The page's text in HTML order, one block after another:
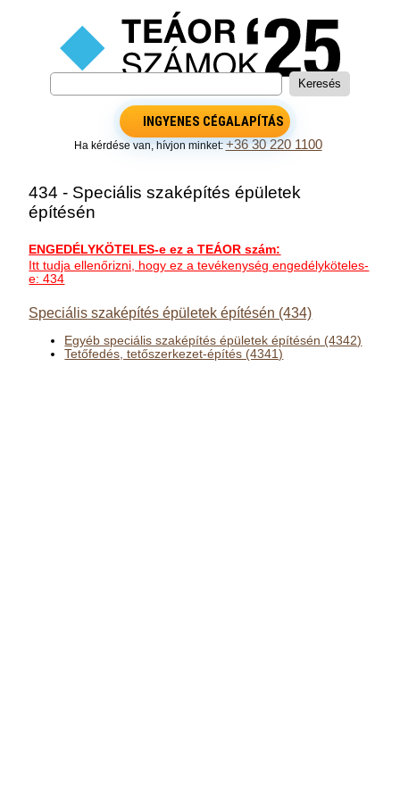
INGYENES CÉGALAPÍTÁS
Ha kérdése van, hívjon minket:+36 30 220 1100
434 - Speciális szaképítés épületek
építésén
ENGEDÉLYKÖTELES-e ez a TEÁOR szám:
Itt tudja ellenőrizni, hogy ez a tevékenység engedélyköteles-
e: 434
Speciális szaképítés épületek építésén (434)
Egyéb speciális szaképítés épületek építésén (4342)
Tetőfedés, tetőszerkezet-építés (4341)